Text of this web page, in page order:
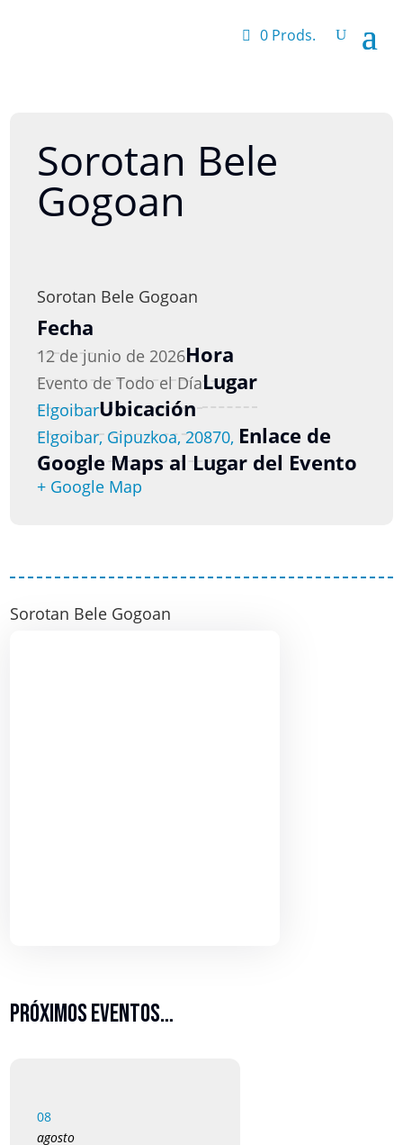
0 Prods.
Sorotan Bele Gogoan
Próximos eventos…
08
agosto
Sorotan Bele
Gogoan
Sorotan Bele Gogoan
Fecha
12 de junio de 2026Hora
Evento de Todo el DíaLugar
ElgoibarUbicación
Elgoibar, Gipuzkoa, 20870, Enlace de
Google Maps al Lugar del Evento
+ Google Map